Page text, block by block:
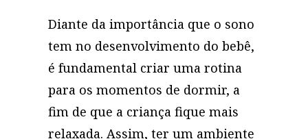
Diante da importância que o sono
tem no desenvolvimento do bebê,
é fundamental criar uma rotina
para os momentos de dormir, a
fim de que a criança fique mais
relaxada. Assim, ter um ambiente